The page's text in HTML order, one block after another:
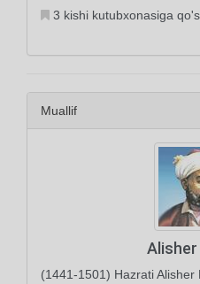
3 kishi kutubxonasiga
Muallif
(1441-1501) Hazrati Alisher